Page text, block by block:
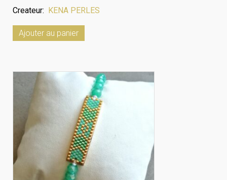
Createur: KENA PERLES
Ajouter au panier